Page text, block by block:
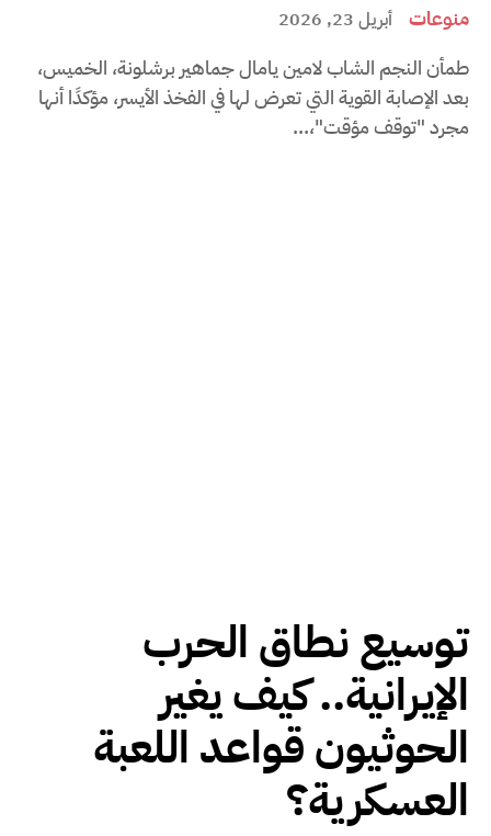
منوعات أبريل 23, 2026
طمأن النجم الشاب لامين يامال جماهير برشلونة، الخميس،
بعد الإصابة القوية التي تعرض لها في الفخذ الأيسر، مؤكدًا أنها
مجرد "توقف مؤقت"،...
توسيع نطاق الحرب
الإيرانية.. كيف يغير
الحوثيون قواعد اللعبة
العسكرية؟